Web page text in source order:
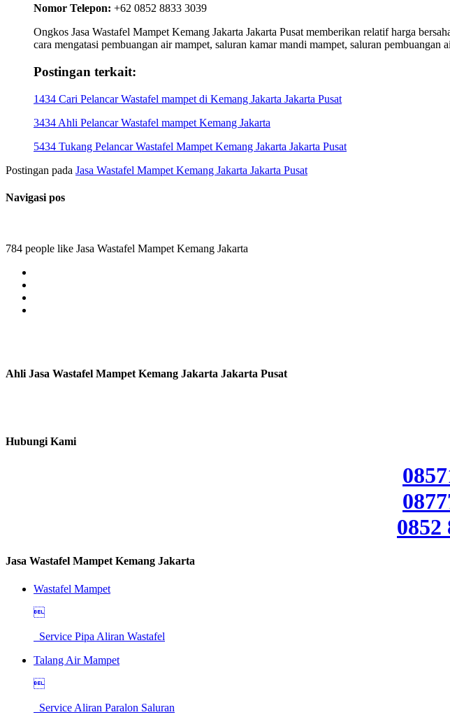
Nomor Telepon: +62 0852 8833 3039
Ongkos Jasa Wastafel Mampet Kemang Jakarta Jakarta Pusat memberikan relatif harga
cara mengatasi pembuangan air mampet, saluran kamar mandi mampet, saluran pembuangan
Postingan terkait:
1434 Cari Pelancar Wastafel mampet di Kemang Jakarta Jakarta Pusat
3434 Ahli Pelancar Wastafel mampet Kemang Jakarta
5434 Tukang Pelancar Wastafel Mampet Kemang Jakarta Jakarta Pusat
Postingan pada Jasa Wastafel Mampet Kemang Jakarta Jakarta Pusat
Navigasi pos
784 people like Jasa Wastafel Mampet Kemang Jakarta
Ahli Jasa Wastafel Mampet Kemang Jakarta Jakarta Pusat
Hubungi Kami
0852
Jasa Wastafel Mampet Kemang Jakarta
Wastafel Mampet

Service Pipa Aliran Wastafel
Talang Air Mampet

Service Aliran Paralon Saluran